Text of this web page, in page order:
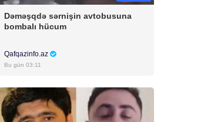
Dəməşqdə sərnişin avtobusuna
bombalı hücum
Qafqazinfo.az
Bu gün 03:11